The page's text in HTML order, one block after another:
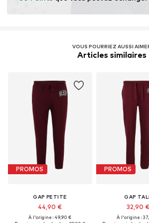
VOUS POURRIEZ AUSSI
Articles similaires
PROMOS
GAP PETITE
44,90 €
À l'origine : 49,90 €
PROMOS
GAP
32,90 €
À l'origine :